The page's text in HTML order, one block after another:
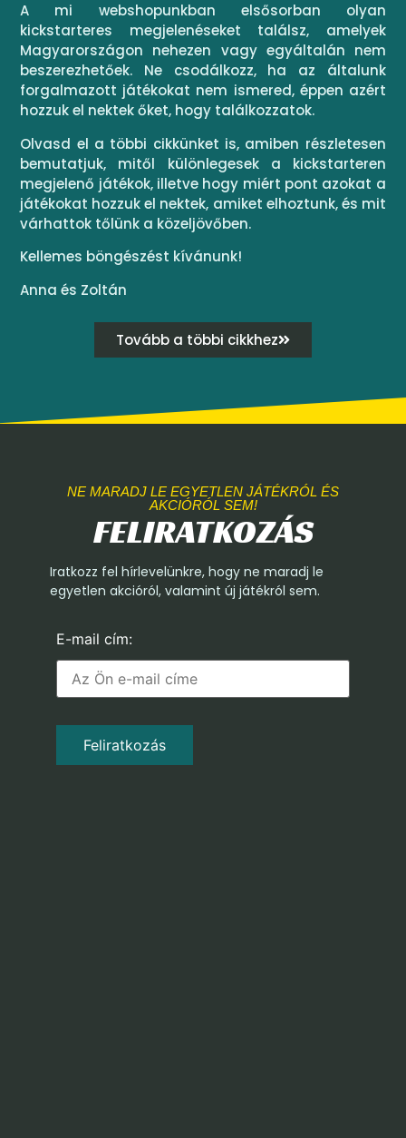
A mi webshopunkban elsősorban olyan
kickstarteres megjelenéseket találsz, amelyek
Magyarországon nehezen vagy egyáltalán nem
beszerezhetőek. Ne csodálkozz, ha az általunk
forgalmazott játékokat nem ismered, éppen azért
hozzuk el nektek őket, hogy találkozzatok.
Olvasd el a többi cikkünket is, amiben részletesen
bemutatjuk, mitől különlegesek a kickstarteren
megjelenő játékok, illetve hogy miért pont azokat a
játékokat hozzuk el nektek, amiket elhoztunk, és mit
várhattok tőlünk a közeljövőben.
Kellemes böngészést kívánunk!
Anna és Zoltán
Tovább a többi cikkhez
NE MARADJ LE EGYETLEN JÁTÉKRÓL ÉS
AKCIÓRÓL SEM!
FELIRATKOZÁS
Iratkozz fel hírlevelünkre, hogy ne maradj le
egyetlen akcióról, valamint új játékról sem.
E-mail cím: